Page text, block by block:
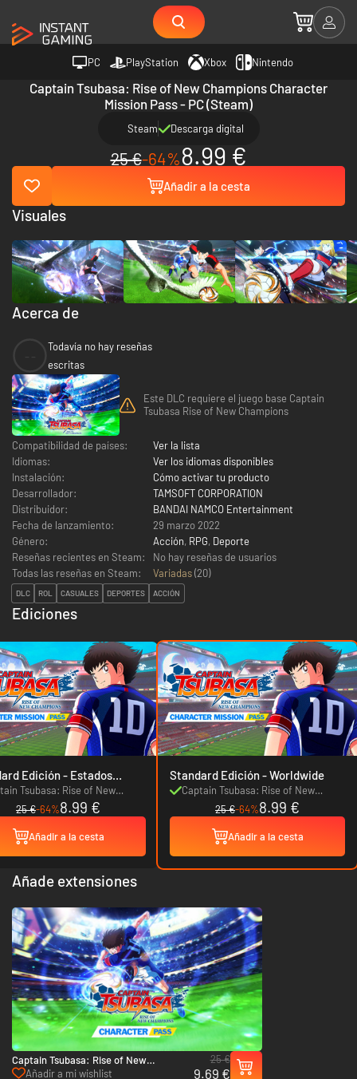
PC PlayStation Xbox Nintendo
Captain Tsubasa: Rise of New Champions Character
Mission Pass - PC (Steam)
Steam Descarga digital
25 €-64%8.99 €
Añadir a la cesta
Acerca de
Todavía no hay reseñas
escritas
Este DLC requiere el juego base Captain
Tsubasa Rise of New Champions
Compatibilidad de países:
Ver la lista
Idiomas:
Ver los idiomas disponibles
Instalación:
Cómo activar tu producto
Desarrollador:
TAMSOFT CORPORATION
Distribuidor:
BANDAI NAMCO Entertainment
Fecha de lanzamiento:
29 marzo 2022
Género:
Acción, RPG, Deporte
Reseñas recientes en Steam:
No hay reseñas de usuarios
Todas las reseñas en Steam:
Variadas(20)
DLC ROL CASUALES DEPORTES ACCIÓN
Ediciones
- Estados
Tsubasa: Rise of New
Character Mission Pass
25 €-64%8.99 €
Añadir a la cesta
Standard Edición - Worldwide
Captain Tsubasa: Rise of New
Champions Character Mission Pass
25 €-64%8.99 €
Añadir a la cesta
Añade extensiones
Captain Tsubasa: Rise of New
Champions Character Pass - PC
Añadir a mi wishlist
25 €
9.69 €
Visuales